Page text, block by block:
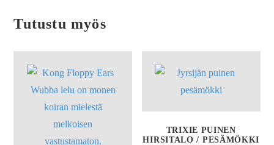
Tutustu myös
TRIXIE PUINEN
HIRSITALO / PESÄMÖKKI